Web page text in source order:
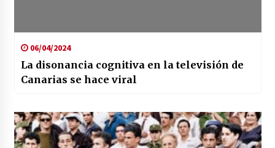
06/04/2024
La disonancia cognitiva en la televisión de
Canarias se hace viral